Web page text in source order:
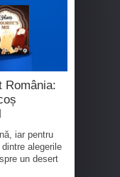
România:
iar pentru
alegerile
un desert